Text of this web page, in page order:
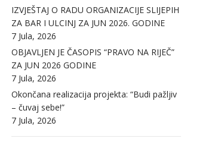
IZVJEŠTAJ O RADU ORGANIZACIJE SLIJEPIH
ZA BAR I ULCINJ ZA JUN 2026. GODINE
7 Jula, 2026
OBJAVLJEN JE ČASOPIS “PRAVO NA RIJEČ”
ZA JUN 2026 GODINE
7 Jula, 2026
Okončana realizacija projekta: “Budi pažljiv
– čuvaj sebe!”
7 Jula, 2026